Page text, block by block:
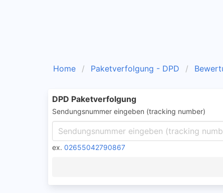
Home Paketverfolgung - DPD
DPD Paketverfolgung
Sendungsnummer eingeben (tracking number)
ex. 02655042790867